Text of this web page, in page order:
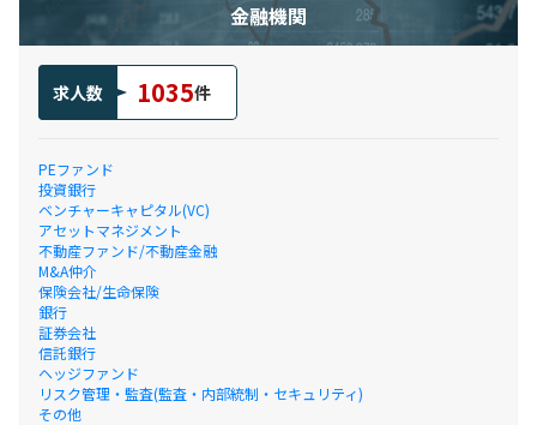
金融機関
求人数 1035件
PEファンド
投資銀行
ベンチャーキャピタル(VC)
アセットマネジメント
不動産ファンド/不動産金融
M&A仲介
保険会社/生命保険
銀行
証券会社
信託銀行
ヘッジファンド
リスク管理・監査(監査・内部統制・セキュリティ)
その他